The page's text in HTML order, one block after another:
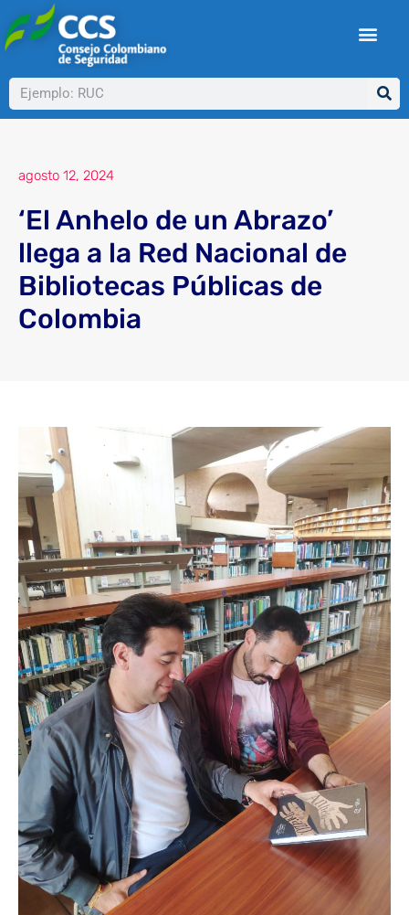
al
contenido
Buscar
agosto 12, 2024
‘El Anhelo de un Abrazo’
llega a la Red Nacional de
Bibliotecas Públicas de
Colombia